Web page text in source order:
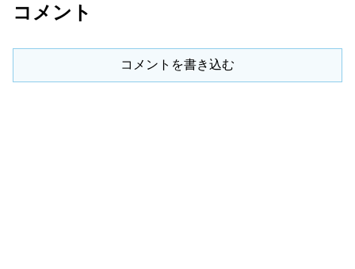
コメント
コメントを書き込む